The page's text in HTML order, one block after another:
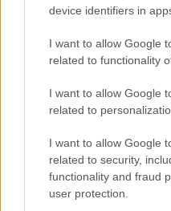
device identifiers in
I want to allow Google
related to functionality
I want to allow Google
related to
I want to allow Google
related to security,
functionality and fraud
user protection.